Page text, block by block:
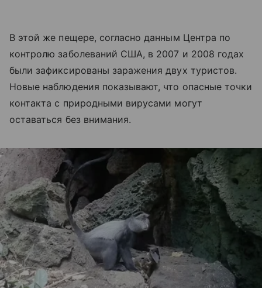
В этой же пещере, согласно данным Центра по
контролю заболеваний США, в 2007 и 2008 годах
были зафиксированы заражения двух туристов.
Новые наблюдения показывают, что опасные точки
контакта с природными вирусами могут
оставаться без внимания.